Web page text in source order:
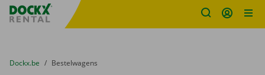
Fratello DEMO
U bevindt zich hier:
van
Dockx.be naar
Bestelwagens